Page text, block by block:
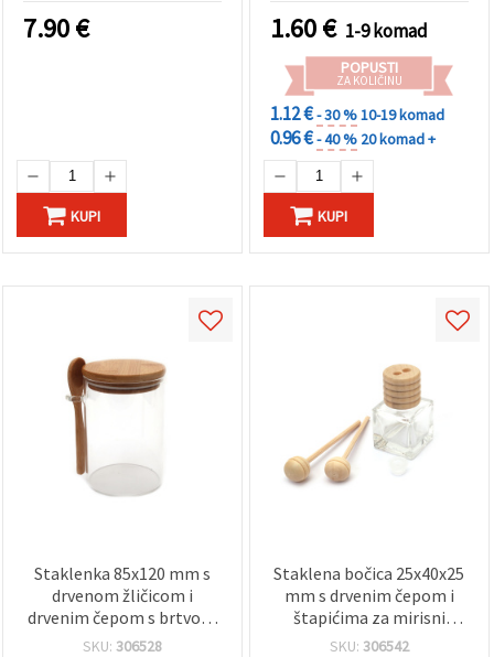
7.90€
KUPI
1.60€ 1-9 komad
POPUSTI
ZA KOLIČINU
1.12 €- 30 %10-19 komad
0.96 €- 40 % 20 komad +
KUPI
Staklenka 85x120 mm s
drvenom žličicom i
drvenim čepom s brtvom
za DIY hobi i rukotvorine
SKU: 306528
Staklena bočica 25x40x25
mm s drvenim čepom i
štapićima za mirisni
difuzor
SKU: 306542